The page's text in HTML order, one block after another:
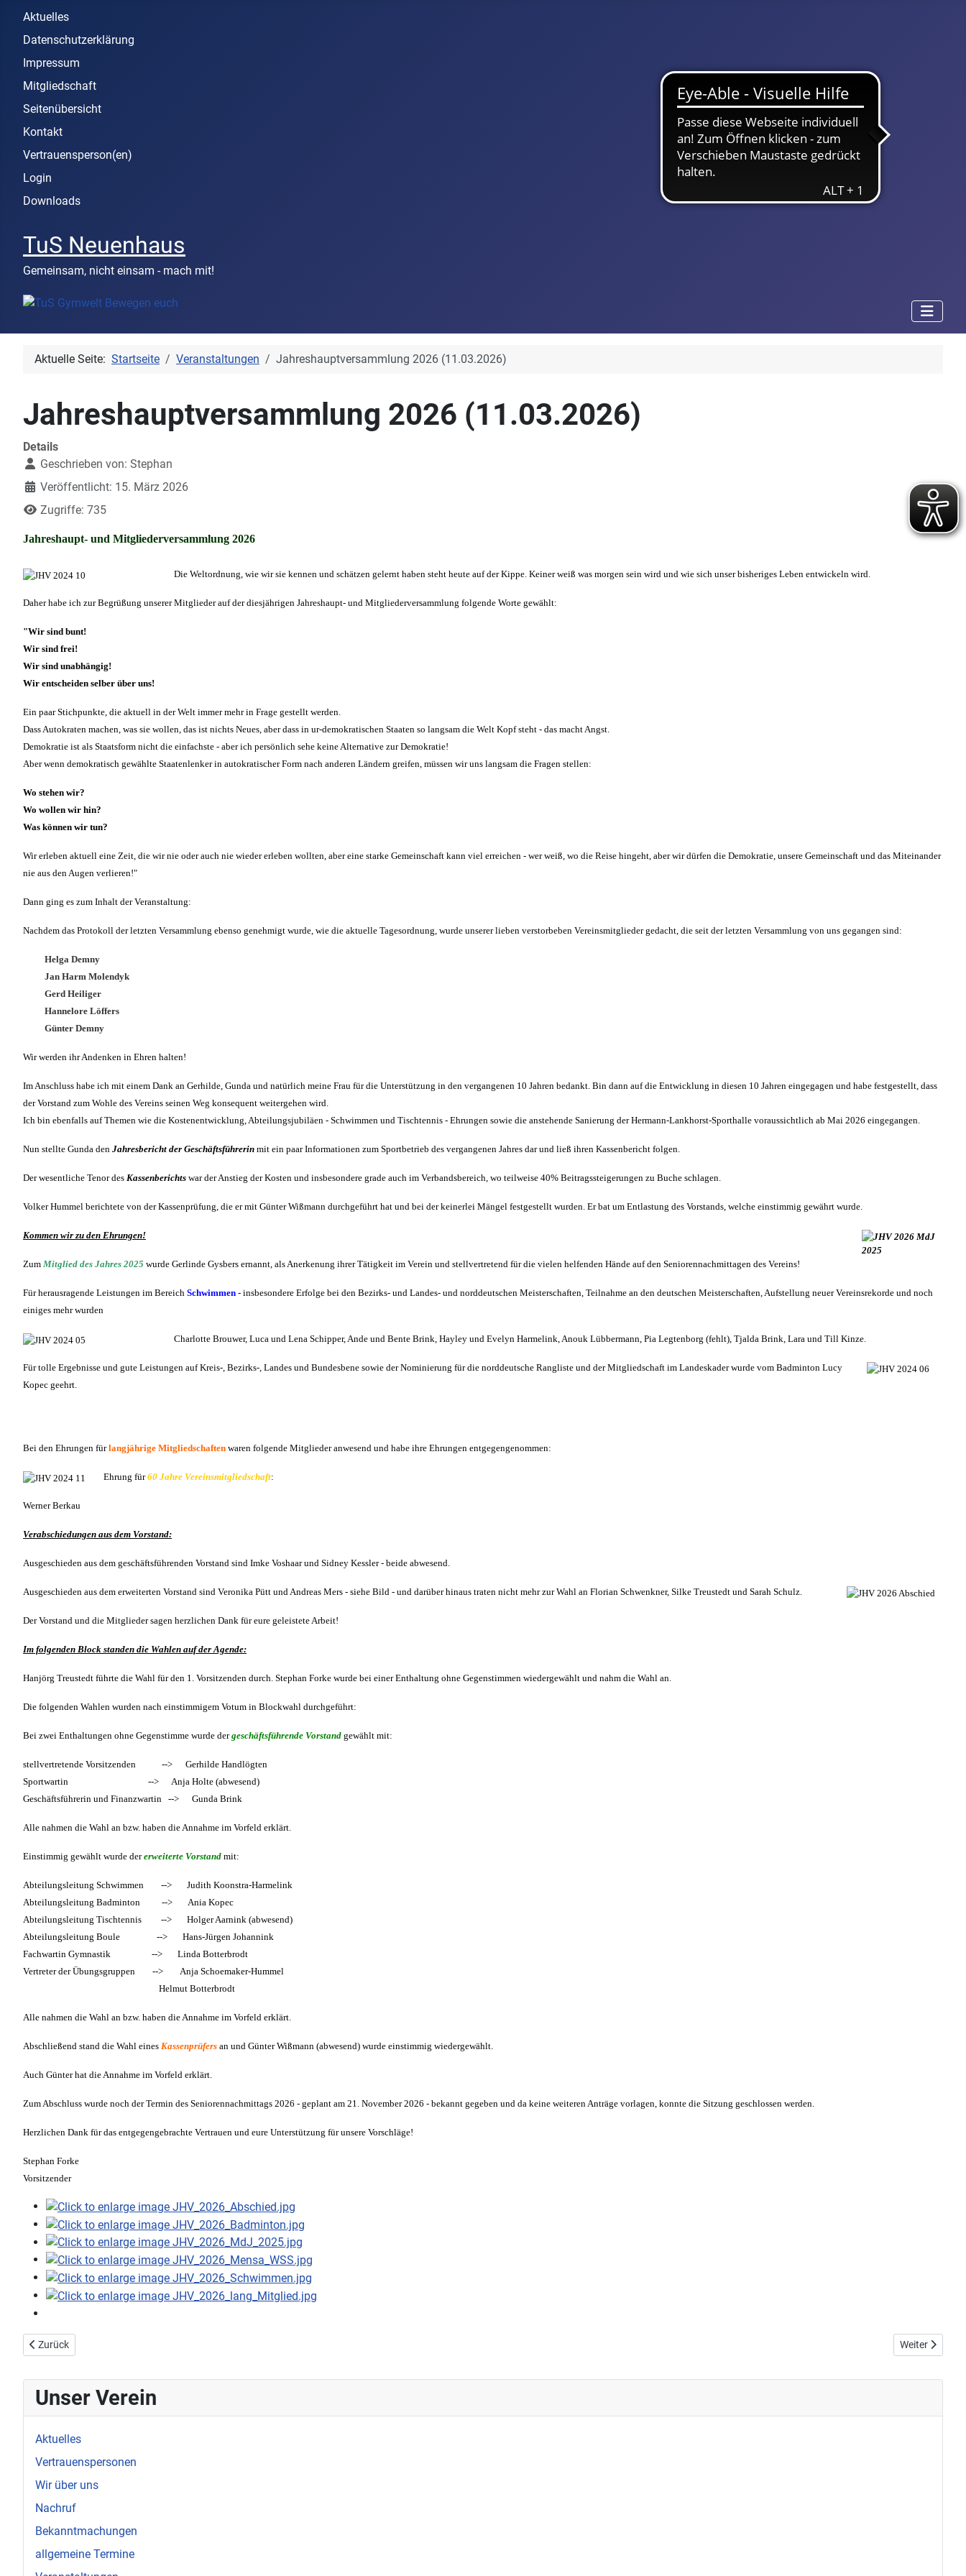
Aktuelles
Datenschutzerklärung
Impressum
Mitgliedschaft
Seitenübersicht
Kontakt
Vertrauensperson(en)
Login
Downloads
TuS Neuenhaus
Gemeinsam, nicht einsam - mach mit!
Unser Verein
Aktuelles
Vertrauenspersonen
Wir über uns
Nachruf
Bekanntmachungen
allgemeine Termine
Aktuelle Seite: Startseite Veranstaltungen Jahreshauptversammlung 2026 (11.03.2026)
Jahreshauptversammlung 2026 (11.03.2026)
Details
Geschrieben von: Stephan
Veröffentlicht: 15. März 2026
Zugriffe: 735
Jahreshaupt- und Mitgliederversammlung 2026
Die Weltordnung, wie wir sie kennen und schätzen gelernt haben steht heute auf der Kippe. Keiner weiß was morgen sein wird und wie sich unser bisheriges Leben entwickeln wird.
Daher habe ich zur Begrüßung unserer Mitglieder auf der diesjährigen Jahreshaupt- und Mitgliederversammlung folgende Worte gewählt:
"Wir sind bunt!
Wir sind frei!
Wir sind unabhängig!
Wir entscheiden selber über uns!
Ein paar Stichpunkte, die aktuell in der Welt immer mehr in Frage gestellt werden.
Dass Autokraten machen, was sie wollen, das ist nichts Neues, aber dass in ur-demokratischen Staaten so langsam die Welt Kopf steht - das macht Angst.
Demokratie ist als Staatsform nicht die einfachste - aber ich persönlich sehe keine Alternative zur Demokratie!
Aber wenn demokratisch gewählte Staatenlenker in autokratischer Form nach anderen Ländern greifen, müssen wir uns langsam die Fragen stellen:
Wo stehen wir?
Wo wollen wir hin?
Was können wir tun?
Wir erleben aktuell eine Zeit, die wir nie oder auch nie wieder erleben wollten, aber eine starke Gemeinschaft kann viel erreichen - wer weiß, wo die Reise hingeht, aber wir dürfen die Demokratie, unsere Gemeinschaft und das Miteinander
nie aus den Augen verlieren!"
Dann ging es zum Inhalt der Veranstaltung:
Nachdem das Protokoll der letzten Versammlung ebenso genehmigt wurde, wie die aktuelle Tagesordnung, wurde unserer lieben verstorbeben Vereinsmitglieder gedacht, die seit der letzten Versammlung von uns gegangen sind:
Helga Demny
Jan Harm Molendyk
Gerd Heiliger
Hannelore Löffers
Günter Demny
Wir werden ihr Andenken in Ehren halten!
Im Anschluss habe ich mit einem Dank an Gerhilde, Gunda und natürlich meine Frau für die Unterstützung in den vergangenen 10 Jahren bedankt. Bin dann auf die Entwicklung in diesen 10 Jahren eingegagen und habe festgestellt, dass
der Vorstand zum Wohle des Vereins seinen Weg konsequent weitergehen wird.
Ich bin ebenfalls auf Themen wie die Kostenentwicklung, Abteilungsjubiläen - Schwimmen und Tischtennis - Ehrungen sowie die anstehende Sanierung der Hermann-Lankhorst-Sporthalle voraussichtlich ab Mai 2026 eingegangen.
Nun stellte Gunda den Jahresbericht der Geschäftsführerin mit ein paar Informationen zum Sportbetrieb des vergangenen Jahres dar und ließ ihren Kassenbericht folgen.
Der wesentliche Tenor des Kassenberichts war der Anstieg der Kosten und insbesondere grade auch im Verbandsbereich, wo teilweise 40% Beitragssteigerungen zu Buche schlagen.
Volker Hummel berichtete von der Kassenprüfung, die er mit Günter Wißmann durchgeführt hat und bei der keinerlei Mängel festgestellt wurden. Er bat um Entlastung des Vorstands, welche einstimmig gewährt wurde.
Kommen wir zu den Ehrungen!
Zum Mitglied des Jahres 2025 wurde Gerlinde Gysbers ernannt, als Anerkenung ihrer Tätigkeit im Verein und stellvertretend für die vielen helfenden Hände auf den Seniorennachmittagen des Vereins!
Für herausragende Leistungen im Bereich Schwimmen - insbesondere Erfolge bei den Bezirks- und Landes- und norddeutschen Meisterschaften, Teilnahme an den deutschen Meisterschaften, Aufstellung neuer Vereinsrekorde und noch
einiges mehr wurden
Charlotte Brouwer, Luca und Lena Schipper, Ande und Bente Brink, Hayley und Evelyn Harmelink, Anouk Lübbermann, Pia Legtenborg (fehlt), Tjalda Brink, Lara und Till Kinze.
Für tolle Ergebnisse und gute Leistungen auf Kreis-, Bezirks-, Landes und Bundesbene sowie der Nominierung für die norddeutsche Rangliste und der Mitgliedschaft im Landeskader wurde vom Badminton Lucy
Kopec geehrt.
Bei den Ehrungen fürlangjährige Mitgliedschaften waren folgende Mitglieder anwesend und habe ihre Ehrungen entgegengenommen:
Ehrung für60 Jahre Vereinsmitgliedschaft:
Werner Berkau
Verabschiedungen aus dem Vorstand:
Ausgeschieden aus dem geschäftsführenden Vorstand sind Imke Voshaar und Sidney Kessler - beide abwesend.
Ausgeschieden aus dem erweiterten Vorstand sind Veronika Pütt und Andreas Mers - siehe Bild - und darüber hinaus traten nicht mehr zur Wahl an Florian Schwenkner, Silke Treustedt und Sarah Schulz.
Der Vorstand und die Mitglieder sagen herzlichen Dank für eure geleistete Arbeit!
Im folgenden Block standen die Wahlen auf der Agende:
Hanjörg Treustedt führte die Wahl für den 1. Vorsitzenden durch. Stephan Forke wurde bei einer Enthaltung ohne Gegenstimmen wiedergewählt und nahm die Wahl an.
Die folgenden Wahlen wurden nach einstimmigem Votum in Blockwahl durchgeführt:
Bei zwei Enthaltungen ohne Gegenstimme wurde dergeschäftsführende Vorstand gewählt mit:
stellvertretende Vorsitzenden --> Gerhilde Handlögten
Sportwartin --> Anja Holte (abwesend)
Geschäftsführerin und Finanzwartin --> Gunda Brink
Alle nahmen die Wahl an bzw. haben die Annahme im Vorfeld erklärt.
Einstimmig gewählt wurde dererweiterte Vorstand mit:
Abteilungsleitung Schwimmen --> Judith Koonstra-Harmelink
Abteilungsleitung Badminton --> Ania Kopec
Abteilungsleitung Tischtennis --> Holger Aarnink (abwesend)
Abteilungsleitung Boule --> Hans-Jürgen Johannink
Fachwartin Gymnastik --> Linda Botterbrodt
Vertreter der Übungsgruppen --> Anja Schoemaker-Hummel
Helmut Botterbrodt
Alle nahmen die Wahl an bzw. haben die Annahme im Vorfeld erklärt.
Abschließend stand die Wahl eines Kassenprüfers an und Günter Wißmann (abwesend) wurde einstimmig wiedergewählt.
Auch Günterhat die Annahme im Vorfeld erklärt.
Zum Abschluss wurde noch der Termin des Seniorennachmittags 2026 - geplant am 21. November 2026 - bekannt gegeben und da keine weiteren Anträge vorlagen, konnte die Sitzung geschlossen werden.
Herzlichen Dank für das entgegengebrachte Vertrauen und eure Unterstützung für unsere Vorschläge!
Stephan Forke
Vorsitzender
Vorheriger Beitrag: Sportehrenabend Neuenhaus (09.06.2026)
Zurück Nächster
Weiter